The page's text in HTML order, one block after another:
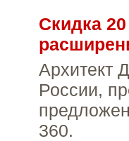
Скидка
Архитект
России,
360.